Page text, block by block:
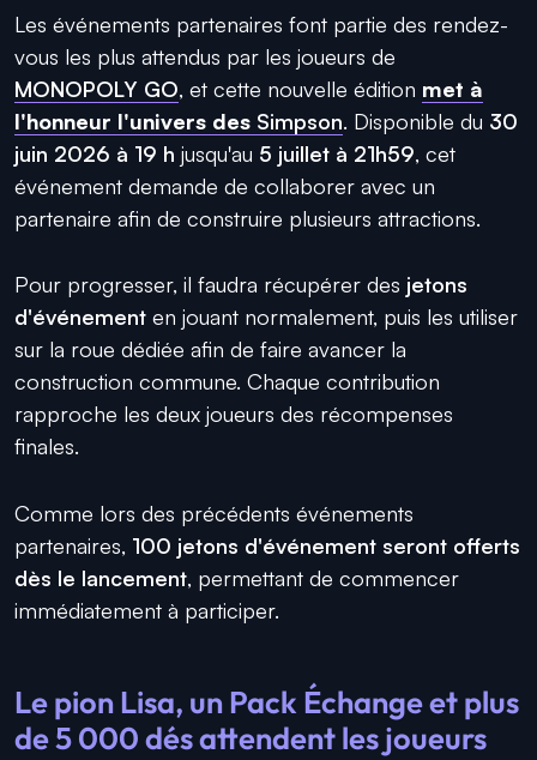
Les événements partenaires font partie des rendez-
vous les plus attendus par les joueurs de
MONOPOLY GO, et cette nouvelle édition met à
l'honneur l'univers des Simpson. Disponible du 30
juin 2026 à 19 h jusqu'au 5 juillet à 21h59, cet
événement demande de collaborer avec un
partenaire afin de construire plusieurs attractions.
Pour progresser, il faudra récupérer des jetons
d'événement en jouant normalement, puis les utiliser
sur la roue dédiée afin de faire avancer la
construction commune. Chaque contribution
rapproche les deux joueurs des récompenses
finales.
Comme lors des précédents événements
partenaires, 100 jetons d'événement seront offerts
dès le lancement, permettant de commencer
immédiatement à participer.
Le pion Lisa, un Pack Échange et plus
de 5 000 dés attendent les joueurs